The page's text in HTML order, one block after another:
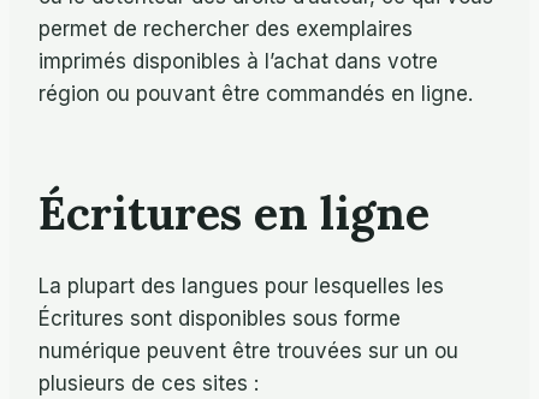
permet de rechercher des exemplaires
imprimés disponibles à l’achat dans votre
région ou pouvant être commandés en ligne.
Écritures en ligne
La plupart des langues pour lesquelles les
Écritures sont disponibles sous forme
numérique peuvent être trouvées sur un ou
plusieurs de ces sites :